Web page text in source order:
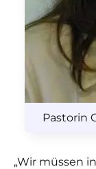
Pastorin
„Wir müssen